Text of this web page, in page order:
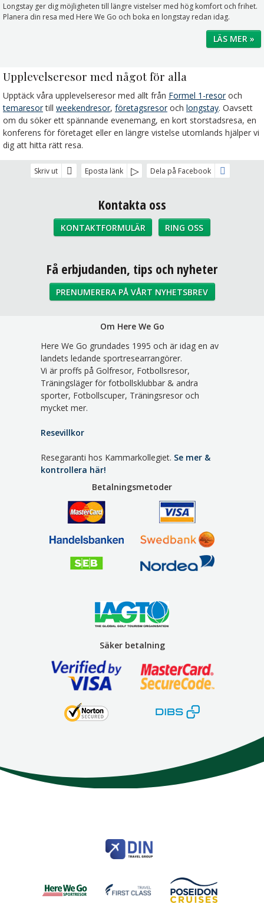
Longstay ger dig möjligheten till längre vistelser med hög komfort och frihet.
Planera din resa med Here We Go och boka en longstay redan idag.
LÄS MER »
Upplevelseresor med något för alla
Upptäck våra upplevelseresor med allt från Formel 1-resoroch
temaresortill weekendresor, företagsresoroch longstay. Oavsett
om du söker ett spännande evenemang, en kort storstadsresa, en
konferens för företaget eller en längre vistelse utomlands hjälper vi
dig att hitta rätt resa.
Skriv ut Eposta länk Dela på Facebook
Kontakta oss
KONTAKTFORMULÄR RING OSS
Sociala medier
Få erbjudanden, tips och nyheter
PRENUMERERA PÅ VÅRT NYHETSBREV
Om Here We Go
Here We Go grundades 1995 och är idag en av
landets ledande sportresearrangörer.
Vi är proffs på Golfresor, Fotbollsresor,
Träningsläger för fotbollsklubbar & andra
sporter, Fotbollscuper, Träningsresor och
mycket mer.
Resevillkor
Resegaranti hos Kammarkollegiet. Se mer &
kontrollera här!
Betalningsmetoder
Säker betalning
235 39
Telefon040 45 63 50
| ©2026
Org nr 5565262721
Sajtkarta